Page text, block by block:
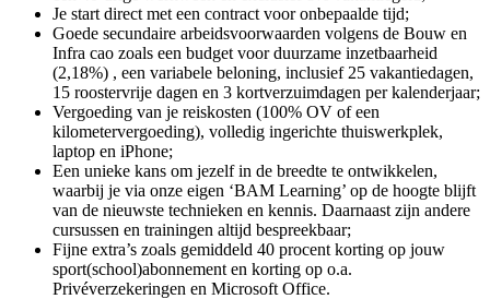
Je start direct met een contract voor onbepaalde tijd;
Goede secundaire arbeidsvoorwaarden volgens de Bouw en
Infra cao zoals een budget voor duurzame inzetbaarheid
(2,18%) , een variabele beloning, inclusief 25 vakantiedagen,
15 roostervrije dagen en 3 kortverzuimdagen per kalenderjaar;
Vergoeding van je reiskosten (100% OV of een
kilometervergoeding), volledig ingerichte thuiswerkplek,
laptop en iPhone;
Een unieke kans om jezelf in de breedte te ontwikkelen,
waarbij je via onze eigen ‘BAM Learning’ op de hoogte blijft
van de nieuwste technieken en kennis. Daarnaast zijn andere
cursussen en trainingen altijd bespreekbaar;
Fijne extra’s zoals gemiddeld 40 procent korting op jouw
sport(school)abonnement en korting op o.a.
Privéverzekeringen en Microsoft Office.